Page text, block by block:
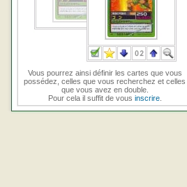
Vous pourrez ainsi définir les cartes que vous
possédez, celles que vous recherchez et celles
que vous avez en double.
Pour cela il suffit de vous inscrire.